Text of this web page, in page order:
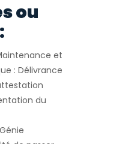
ou
et
: Délivrance
du